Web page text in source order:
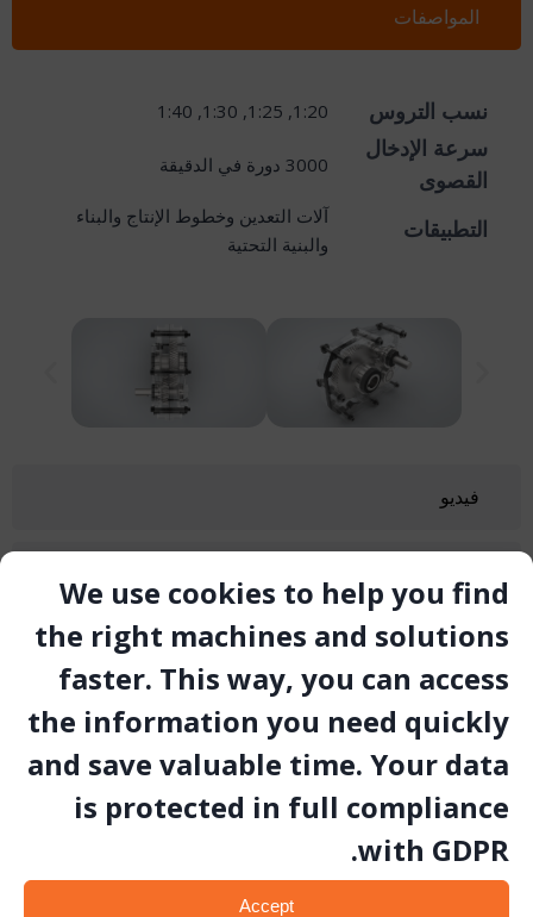
We use cookies to help you find
the right machines and solutions
faster. This way, you can access
the information you need quickly
and save valuable time. Your data
is protected in full compliance
with GDPR.
Accept
المواصفات
فيديو
المستند التقني
نسب التروس 1:20, 1:25, 1:30, 1:40
سرعة الإدخال
القصوى
3000 دورة في الدقيقة
التطبيقات
آلات التعدين وخطوط الإنتاج والبناء
والبنية التحتية
المنتجات ذات الصلة